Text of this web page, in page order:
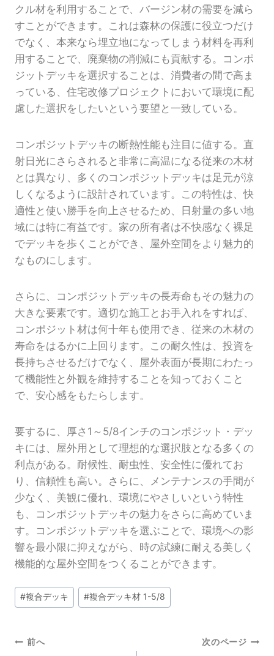
クル材を利用することで、バージン材の需要を減ら
すことができます。これは森林の保護に役立つだけ
でなく、本来なら埋立地になってしまう材料を再利
用することで、廃棄物の削減にも貢献する。コンポ
ジットデッキを選択することは、消費者の間で高ま
っている、住宅改修プロジェクトにおいて環境に配
慮した選択をしたいという要望と一致している。
コンポジットデッキの断熱性能も注目に値する。直
射日光にさらされると非常に高温になる従来の木材
とは異なり、多くのコンポジットデッキは足元が涼
しくなるように設計されています。この特性は、快
適性と使い勝手を向上させるため、日射量の多い地
域には特に有益です。家の所有者は不快感なく裸足
でデッキを歩くことができ、屋外空間をより魅力的
なものにします。
さらに、コンポジットデッキの長寿命もその魅力の
大きな要素です。適切な施工とお手入れをすれば、
コンポジット材は何十年も使用でき、従来の木材の
寿命をはるかに上回ります。この耐久性は、投資を
長持ちさせるだけでなく、屋外表面が長期にわたっ
て機能性と外観を維持することを知っておくこと
で、安心感をもたらします。
要するに、厚さ1～5/8インチのコンポジット・デッ
キには、屋外用として理想的な選択肢となる多くの
利点がある。耐候性、耐虫性、安全性に優れてお
り、信頼性も高い。さらに、メンテナンスの手間が
少なく、美観に優れ、環境にやさしいという特性
も、コンポジットデッキの魅力をさらに高めていま
す。コンポジットデッキを選ぶことで、環境への影
響を最小限に抑えながら、時の試練に耐える美しく
機能的な屋外空間をつくることができます。
投
稿
グ
#複合デッキ #複合デッキ材 1-5/8
投前へ 次のページ